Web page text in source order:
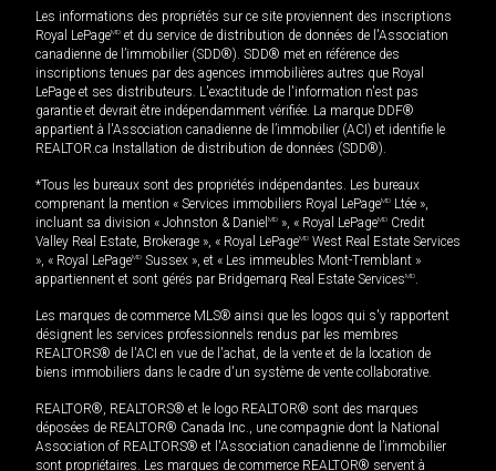
Les informations des propriétés sur ce site proviennent des inscriptions
Royal LePageMD et du service de distribution de données de l'Association
canadienne de l’immobilier (SDD®). SDD® met en référence des
inscriptions tenues par des agences immobilières autres que Royal
LePage et ses distributeurs. L'exactitude de l'information n'est pas
garantie et devrait être indépendamment vérifiée. La marque DDF®
appartient à l'Association canadienne de l’immobilier (ACI) et identifie le
REALTOR.ca Installation de distribution de données (SDD®).
*Tous les bureaux sont des propriétés indépendantes. Les bureaux
comprenant la mention « Services immobiliers Royal LePageMD Ltée »,
incluant sa division « Johnston & Daniel MD », « Royal LePageMD Credit
Valley Real Estate, Brokerage », « Royal LePageMD West Real Estate Services
», « Royal LePageMD Sussex », et « Les immeubles Mont-Tremblant »
appartiennent et sont gérés par Bridgemarq Real Estate ServicesMD.
Les marques de commerce MLS® ainsi que les logos qui s'y rapportent
désignent les services professionnels rendus par les membres
REALTORS® de l'ACI en vue de l'achat, de la vente et de la location de
biens immobiliers dans le cadre d'un système de vente collaborative.
REALTOR®, REALTORS® et le logo REALTOR® sont des marques
déposées de REALTOR® Canada Inc., une compagnie dont la National
Association of REALTORS® et l'Association canadienne de l’immobilier
sont propriétaires. Les marques de commerce REALTOR® servent à